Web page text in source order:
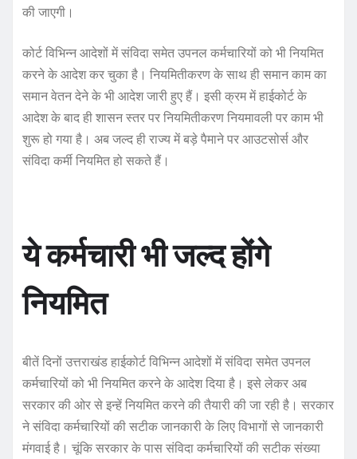
की जाएगी।
कोर्ट विभिन्न आदेशों में संविदा समेत उपनल कर्मचारियों को भी नियमित
करने के आदेश कर चुका है। नियमितीकरण के साथ ही समान काम का
समान वेतन देने के भी आदेश जारी हुए हैं। इसी क्रम में हाईकोर्ट के
आदेश के बाद ही शासन स्तर पर नियमितीकरण नियमावली पर काम भी
शुरू हो गया है। अब जल्द ही राज्य में बड़े पैमाने पर आउटसोर्स और
संविदा कर्मी नियमित हो सकते हैं।
ये कर्मचारी भी जल्द होंगे
नियमित
बीतें दिनों उत्तराखंड हाईकोर्ट विभिन्न आदेशों में संविदा समेत उपनल
कर्मचारियों को भी नियमित करने के आदेश दिया है। इसे लेकर अब
सरकार की ओर से इन्हें नियमित करने की तैयारी की जा रही है। सरकार
ने संविदा कर्मचारियों की सटीक जानकारी के लिए विभागों से जानकारी
मंगवाई है। चूंकि सरकार के पास संविदा कर्मचारियों की सटीक संख्या